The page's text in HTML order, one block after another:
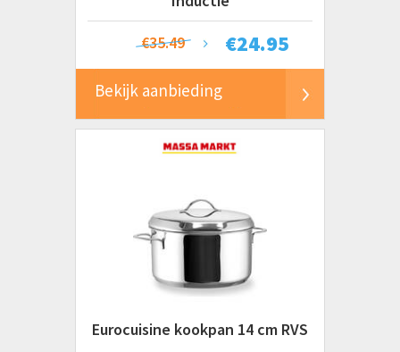
€24.95
€35.49
Bekijk aanbieding
Eurocuisine kookpan 14 cm RVS